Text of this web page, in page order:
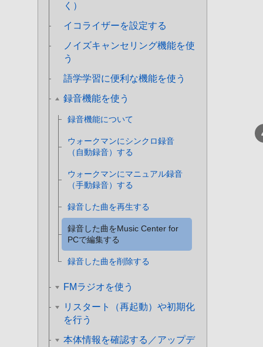
く）
イコライザーを設定する
ノイズキャンセリング機能を使
う
語学学習に便利な機能を使う
録音機能を使う
録音機能について
ウォークマンにシンクロ録音
（自動録音）する
ウォークマンにマニュアル録音
（手動録音）する
録音した曲を再生する
録音した曲をMusic Center for
PCで編集する
録音した曲を削除する
FMラジオを使う
リスタート（再起動）や初期化
を行う
本体情報を確認する／アップデ